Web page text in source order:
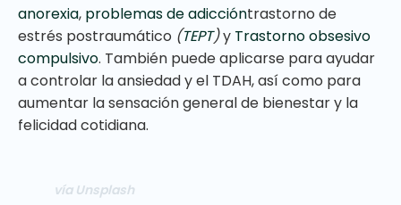
anorexia, problemas de adiccióntrastorno de
estrés postraumático (TEPT)y Trastorno obsesivo
compulsivo. También puede aplicarse para ayudar
a controlar la ansiedad y el TDAH, así como para
aumentar la sensación general de bienestar y la
felicidad cotidiana.
vía Unsplash